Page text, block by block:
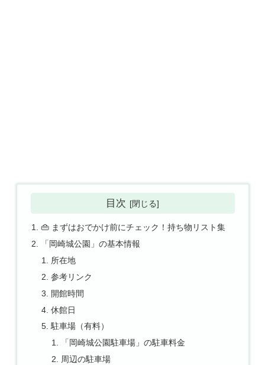
目次
👜 まずはおでかけ前にチェック！持ち物リスト集
「岡崎城公園」の基本情報
所在地
参考リンク
開館時間
休館日
駐車場（有料）
「岡崎城公園駐車場」の駐車料金
周辺の駐車場